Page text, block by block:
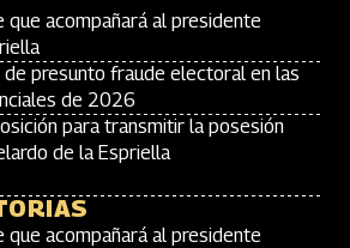
acompañará al presidente
presunto fraude electoral en las
de 2026
para transmitir la posesión
de la Espriella
acompañará al presidente